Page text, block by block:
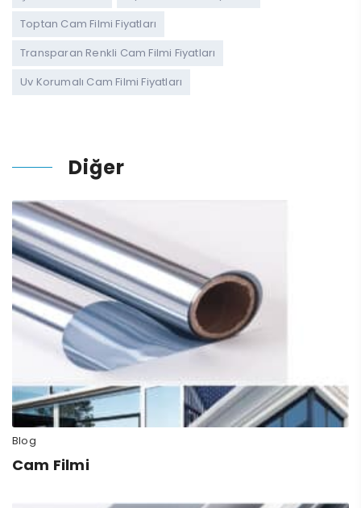
Toptan Cam Filmi Fiyatları
Transparan Renkli Cam Filmi Fiyatları
Uv Korumalı Cam Filmi Fiyatları
Diğer
Blog
Cam Filmi